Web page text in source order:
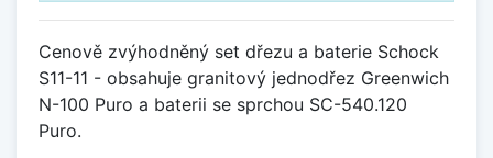
Cenově zvýhodněný set dřezu a baterie Schock
S11-11 - obsahuje granitový jednodřez Greenwich
N-100 Puro a baterii se sprchou SC-540.120
Puro.